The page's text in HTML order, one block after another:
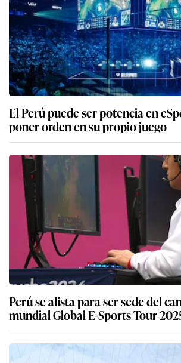
El Perú puede ser potencia en
poner orden en su propio juego
Perú se alista para ser sede del
mundial Global E-Sports Tour